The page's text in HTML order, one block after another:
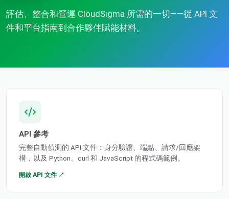
評估、整合和營運 CloudSigma 所需的一切——從 API 文
件和平台指南到合作夥伴賦能材料。
API 參考
完整自動偵測的 API 文件：身分驗證、端點、請求/回應架
構，以及 Python、curl 和 JavaScript 的程式碼範例。
開啟 API 文件 ↗